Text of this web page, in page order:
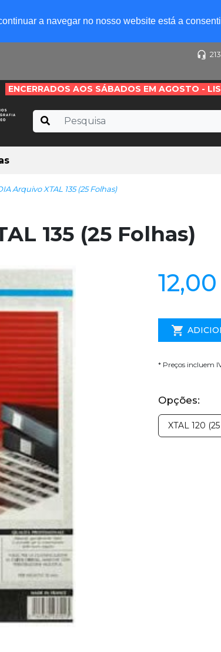
a navegar no nosso website está a
ENCERRADOS AOS SÁBADOS EM AGOSTO -
Arquivo XTAL 135 (25 Folhas)
135 (25 Folhas)
* Preços incluem
Opções:
XTAL 120